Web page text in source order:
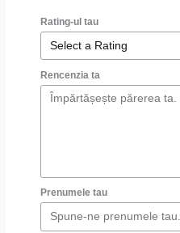
Rating-ul tau
Rencenzia ta
Prenumele tau